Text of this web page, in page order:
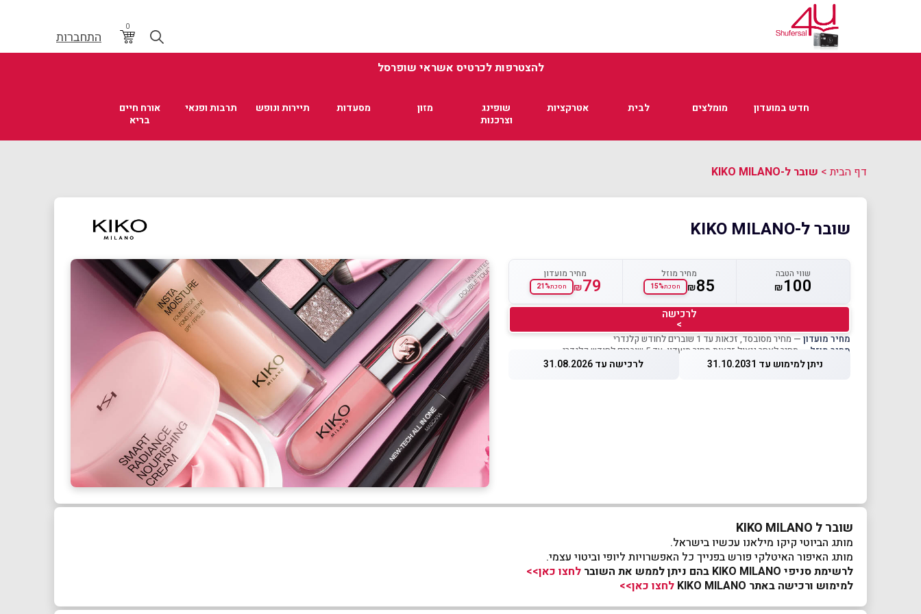
0
התחברות
להצטרפות לכרטיס אשראי שופרסל
חדש במועדון מומלצים לבית אטרקציות
שופינג
וצרכנות
מזון מסעדות תיירות ונופש תרבות ופנאי
אורח חיים
בריא
דף הבית> שובר ל-KIKO MILANO
שובר ל-KIKO MILANO
שווי הטבה
₪100
מחיר מוזל
₪85 חסכת15%
מחיר מועדון
₪79 חסכת21%
לרכישה
>
מחיר מועדון — מחיר מסובסד, זכאות עד 1 שוברים לחודש קלנדרי
מחיר מוזל — מחיר לאחר ניצול זכאות מחיר מועדון, עד 5 שוברים לחודש קלנדרי
ניתן למימוש עד 31.10.2031 לרכישה עד 31.08.2026
שובר ל KIKO MILANO
מותג הביוטי קיקו מילאנו עכשיו בישראל.
מותג האיפור האיטלקי פורש בפנייך כל האפשרויות ליופי וביטוי עצמי.
לרשימת סניפי KIKO MILANO בהם ניתן לממש את השובר
לחצו כאן>>
למימוש ורכישה באתר KIKO MILANO
לחצו כאן>>